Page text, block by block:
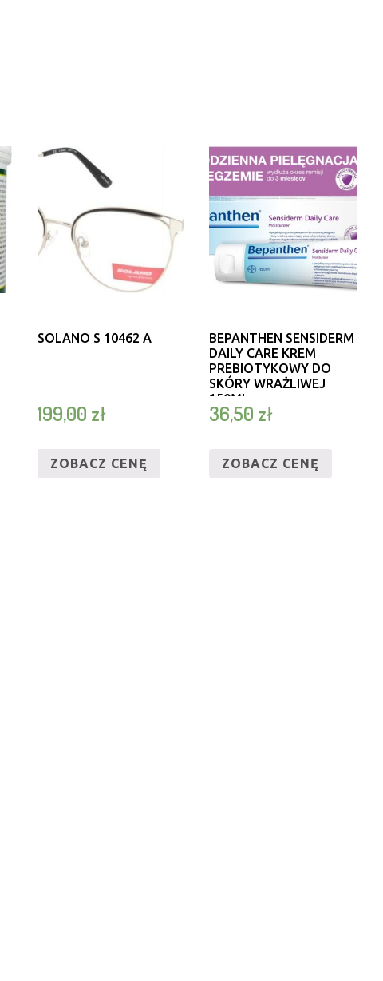
SOLANO S 10462 A
199,00 zł
ZOBACZ CENĘ
BEPANTHEN SENSIDERM
DAILY CARE KREM
PREBIOTYKOWY DO
SKÓRY WRAŻLIWEJ
150ML
36,50 zł
ZOBACZ CENĘ